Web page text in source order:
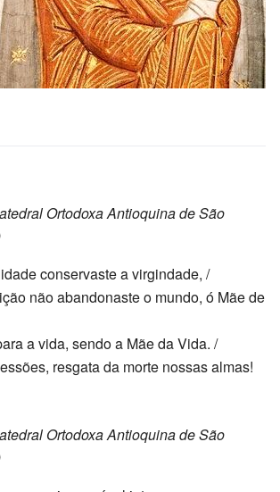
Ortodoxa Antioquina de São
conservaste a virgindade, /
não abandonaste o mundo, ó Mãe de
a vida, sendo a Mãe da Vida. /
resgata da morte nossas almas!
Ortodoxa Antioquina de São